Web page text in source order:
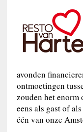
avonden
ontmoetingen
zouden het
eens als gast of
één van onze